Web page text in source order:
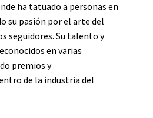
ha tatuado a personas en
su pasión por el arte del
seguidores. Su talento y
en varias
premios y
de la industria del